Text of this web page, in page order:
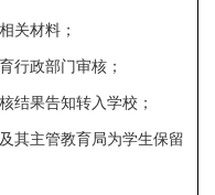
关材料；
行政部门审核；
结果告知转入学校；
其主管教育局为学生保留